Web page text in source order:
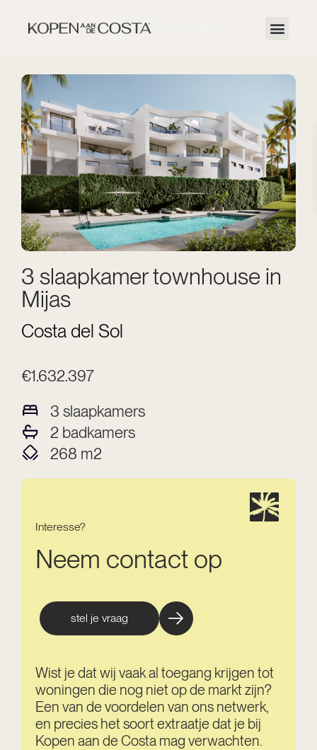
3 slaapkamer townhouse in
Mijas
Costa del Sol
€1.632.397
3 slaapkamers
2 badkamers
268 m2
Interesse?
Neem contact op
stel je vraag
Wist je dat wij vaak al toegang krijgen tot
woningen die nog niet op de markt zijn?
Een van de voordelen van ons netwerk,
en precies het soort extraatje dat je bij
Kopen aan de Costa mag verwachten.